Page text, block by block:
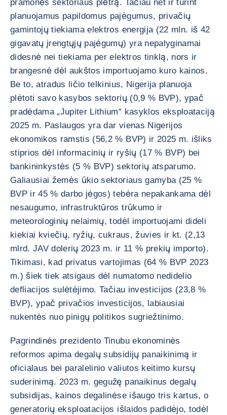
pramonės sektoriaus plėtrą. Tačiau net ir turint
planuojamus papildomus pajėgumus, privačių
gamintojų tiekiama elektros energija (22 mln. iš 42
gigavatų įrengtųjų pajėgumų) yra nepalyginamai
didesnė nei tiekiama per elektros tinklą, nors ir
brangesnė dėl aukštos importuojamo kuro kainos.
Be to, atradus ličio telkinius, Nigerija planuoja
plėtoti savo kasybos sektorių (0,9 % BVP), ypač
pradėdama „Jupiter Lithium“ kasyklos eksploataciją
2025 m. Paslaugos yra dar vienas Nigerijos
ekonomikos ramstis (56,2 % BVP) ir 2025 m. išliks
stiprios dėl informacinių ir ryšių (17 % BVP) bei
bankininkystės (5 % BVP) sektorių atsparumo.
Galiausiai žemės ūkio sektoriaus gamyba (25 %
BVP ir 45 % darbo jėgos) tebėra nepakankama dėl
nesaugumo, infrastruktūros trūkumo ir
meteorologinių nelaimių, todėl importuojami dideli
kiekiai kviečių, ryžių, cukraus, žuvies ir kt. (2,13
mlrd. JAV dolerių 2023 m. ir 11 % prekių importo).
Tikimasi, kad privatus vartojimas (64 % BVP 2023
m.) šiek tiek atsigaus dėl numatomo nedidelio
defliacijos sulėtėjimo. Tačiau investicijos (23,8 %
BVP), ypač privačios investicijos, labiausiai
nukentės nuo pinigų politikos sugriežtinimo.
Pagrindinės prezidento Tinubu ekonominės
reformos apima degalų subsidijų panaikinimą ir
oficialaus bei paralelinio valiutos keitimo kursų
suderinimą. 2023 m. gegužę panaikinus degalų
subsidijas, kainos degalinėse išaugo tris kartus, o
generatorių eksploatacijos išlaidos padidėjo, todėl